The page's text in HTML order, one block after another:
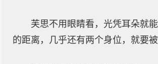
芙思不用眼睛看，光凭耳朵就
的距离，几乎还有两个身位，就要被